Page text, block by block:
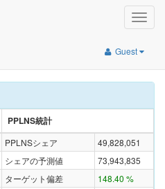
Toggle
Guest
PPLNS統計
PPLNSシェア
49,828,051
シェアの予測値
73,943,835
ターゲット偏差
148.40 %